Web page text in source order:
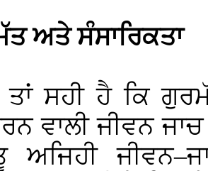
ਅਤੇ ਸੰਸਾਰਿਕਤਾ
ਸਹੀ ਹੈ ਕਿ
ਵਾਲੀ ਜੀਵਨ
ਅਜਿਹੀ